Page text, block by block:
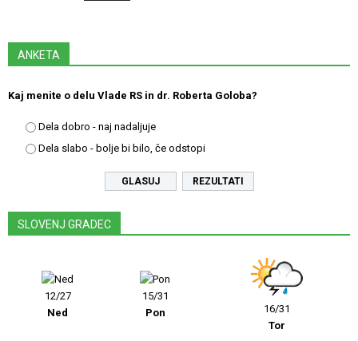
ANKETA
Kaj menite o delu Vlade RS in dr. Roberta Goloba?
Dela dobro - naj nadaljuje
Dela slabo - bolje bi bilo, če odstopi
REZULTATI
SLOVENJ GRADEC
12/27
Ned
15/31
Pon
16/31
Tor